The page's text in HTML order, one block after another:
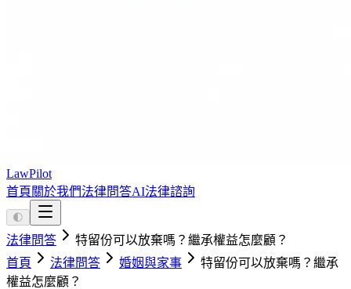
LawPilot
首頁 關於我們法律問答AI法律諮詢
🌓
法律問答
特留份可以放棄嗎？繼承權益怎麼顧？
首頁
法律問答 婚姻與家事
特留份可以放棄嗎？繼承
權益怎麼顧？